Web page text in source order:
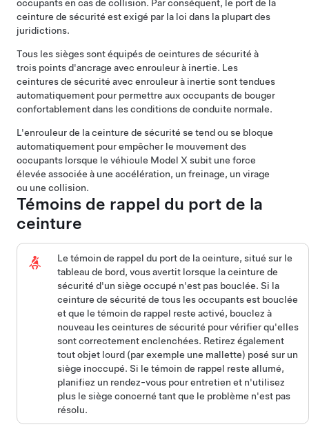
occupants en cas de collision. Par conséquent, le port de la
ceinture de sécurité est exigé par la loi dans la plupart des
juridictions.
Tous les sièges sont équipés de ceintures de sécurité à
trois points d'ancrage avec enrouleur à inertie. Les
ceintures de sécurité avec enrouleur à inertie sont tendues
automatiquement pour permettre aux occupants de bouger
confortablement dans les conditions de conduite normale.
L'enrouleur de la ceinture de sécurité se tend ou se bloque
automatiquement pour empêcher le mouvement des
occupants lorsque le véhicule Model X subit une force
élevée associée à une accélération, un freinage, un virage
ou une collision.
Témoins de rappel du port de la
ceinture
Le témoin de rappel du port de la ceinture, situé sur le
tableau de bord, vous avertit lorsque la ceinture de
sécurité d'un siège occupé n'est pas bouclée. Si la
ceinture de sécurité de tous les occupants est bouclée
et que le témoin de rappel reste activé, bouclez à
nouveau les ceintures de sécurité pour vérifier qu'elles
sont correctement enclenchées. Retirez également
tout objet lourd (par exemple une mallette) posé sur un
siège inoccupé. Si le témoin de rappel reste allumé,
planifiez un rendez-vous pour entretien et n'utilisez
plus le siège concerné tant que le problème n'est pas
résolu.